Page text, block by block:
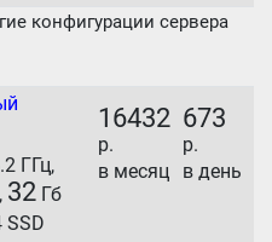
конфигурации сервера
ГГц,
32 Гб
SSD
16432
р.
в месяц
673
р.
в день